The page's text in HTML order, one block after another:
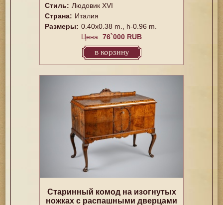
Стиль: Людовик XVI
Страна: Италия
Размеры: 0.40x0.38 m., h-0.96 m.
Цена: 76`000 RUB
в корзину
Старинный комод на изогнутых
ножках с распашными дверцами